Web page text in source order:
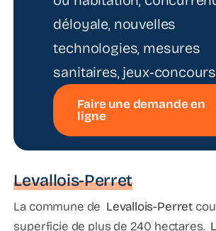
déloyale, nouvelles
technologies, mesures
sanitaires,
Faire une demande en
ligne
Levallois-Perret
La commune de Levallois-Perret
superficie de plus de 240 hectares.